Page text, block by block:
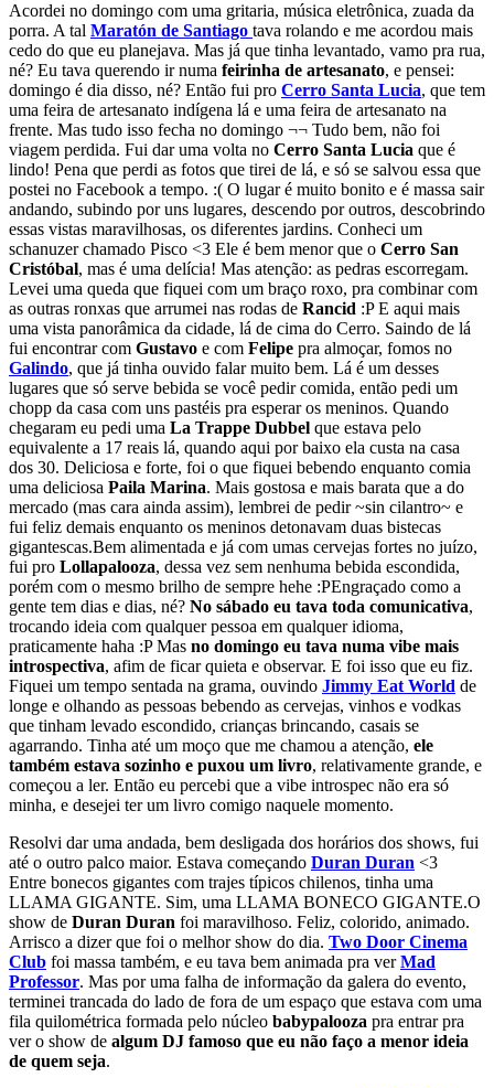
Acordei no domingo com uma gritaria, música eletrônica, zuada da
porra. A tal Maratón de Santiago tava rolando e me acordou mais
cedo do que eu planejava. Mas já que tinha levantado, vamo pra rua,
né? Eu tava querendo ir numa feirinha de artesanato, e pensei:
domingo é dia disso, né? Então fui pro Cerro Santa Lucia, que tem
uma feira de artesanato indígena lá e uma feira de artesanato na
frente. Mas tudo isso fecha no domingo ¬¬ Tudo bem, não foi
viagem perdida. Fui dar uma volta no Cerro Santa Lucia que é
lindo! Pena que perdi as fotos que tirei de lá, e só se salvou essa que
postei no Facebook a tempo. :( O lugar é muito bonito e é massa sair
andando, subindo por uns lugares, descendo por outros, descobrindo
essas vistas maravilhosas, os diferentes jardins. Conheci um
schanuzer chamado Pisco <3 Ele é bem menor que o Cerro San
Cristóbal, mas é uma delícia! Mas atenção: as pedras escorregam.
Levei uma queda que fiquei com um braço roxo, pra combinar com
as outras ronxas que arrumei nas rodas de Rancid :P E aqui mais
uma vista panorâmica da cidade, lá de cima do Cerro. Saindo de lá
fui encontrar com Gustavo e com Felipe pra almoçar, fomos no
Galindo, que já tinha ouvido falar muito bem. Lá é um desses
lugares que só serve bebida se você pedir comida, então pedi um
chopp da casa com uns pastéis pra esperar os meninos. Quando
chegaram eu pedi uma La Trappe Dubbel que estava pelo
equivalente a 17 reais lá, quando aqui por baixo ela custa na casa
dos 30. Deliciosa e forte, foi o que fiquei bebendo enquanto comia
uma deliciosa Paila Marina. Mais gostosa e mais barata que a do
mercado (mas cara ainda assim), lembrei de pedir ~sin cilantro~ e
fui feliz demais enquanto os meninos detonavam duas bistecas
gigantescas.Bem alimentada e já com umas cervejas fortes no juízo,
fui pro Lollapalooza, dessa vez sem nenhuma bebida escondida,
porém com o mesmo brilho de sempre hehe :PEngraçado como a
gente tem dias e dias, né? No sábado eu tava toda comunicativa,
trocando ideia com qualquer pessoa em qualquer idioma,
praticamente haha :P Mas no domingo eu tava numa vibe mais
introspectiva, afim de ficar quieta e observar. E foi isso que eu fiz.
Fiquei um tempo sentada na grama, ouvindo Jimmy Eat World de
longe e olhando as pessoas bebendo as cervejas, vinhos e vodkas
que tinham levado escondido, crianças brincando, casais se
agarrando. Tinha até um moço que me chamou a atenção, ele
também estava sozinho e puxou um livro, relativamente grande, e
começou a ler. Então eu percebi que a vibe introspec não era só
minha, e desejei ter um livro comigo naquele momento.
Resolvi dar uma andada, bem desligada dos horários dos shows, fui
até o outro palco maior. Estava começando Duran Duran <3
Entre bonecos gigantes com trajes típicos chilenos, tinha uma
LLAMA GIGANTE. Sim, uma LLAMA BONECO GIGANTE.O
show de Duran Duran foi maravilhoso. Feliz, colorido, animado.
Arrisco a dizer que foi o melhor show do dia. Two Door Cinema
Club foi massa também, e eu tava bem animada pra verMad
Professor. Mas por uma falha de informação da galera do evento,
terminei trancada do lado de fora de um espaço que estava com uma
fila quilométrica formada pelo núcleo babypalooza pra entrar pra
ver o show de algum DJ famoso que eu não faço a menor ideia
de quem seja.